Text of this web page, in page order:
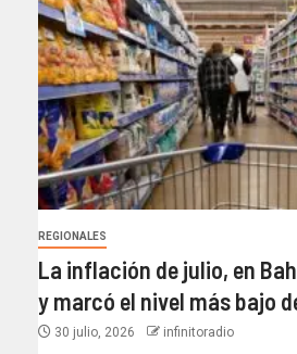
REGIONALES
La inflación de julio, en
y marcó el nivel más bajo
30 julio, 2026 infinitoradio